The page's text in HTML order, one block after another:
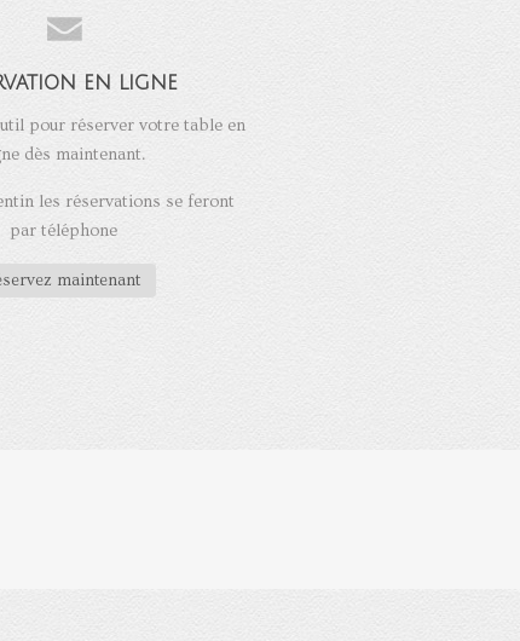
en ligne
pour réserver votre table en
dès maintenant.
les réservations se feront
par téléphone
maintenant